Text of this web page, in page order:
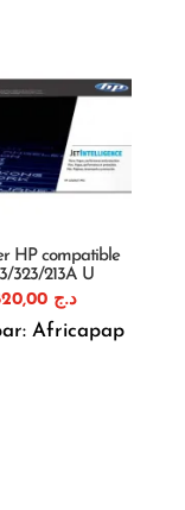
HP compatible
323/213A U
د.ج
Africapap